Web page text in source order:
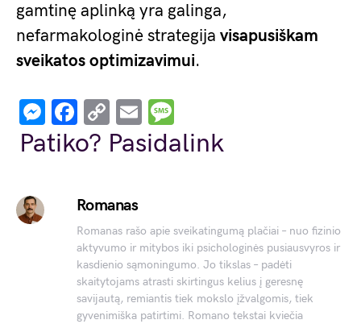
gamtinę aplinką yra galinga,
nefarmakologinė strategija visapusiškam
sveikatos optimizavimui.
Messenger
Facebook
Copy
Link
Email
Patiko? Pasidalink
Romanas
Romanas rašo apie sveikatingumą plačiai – nuo fizinio
aktyvumo ir mitybos iki psichologinės pusiausvyros ir
kasdienio sąmoningumo. Jo tikslas – padėti
skaitytojams atrasti skirtingus kelius į geresnę
savijautą, remiantis tiek mokslo įžvalgomis, tiek
gyvenimiška patirtimi. Romano tekstai kviečia